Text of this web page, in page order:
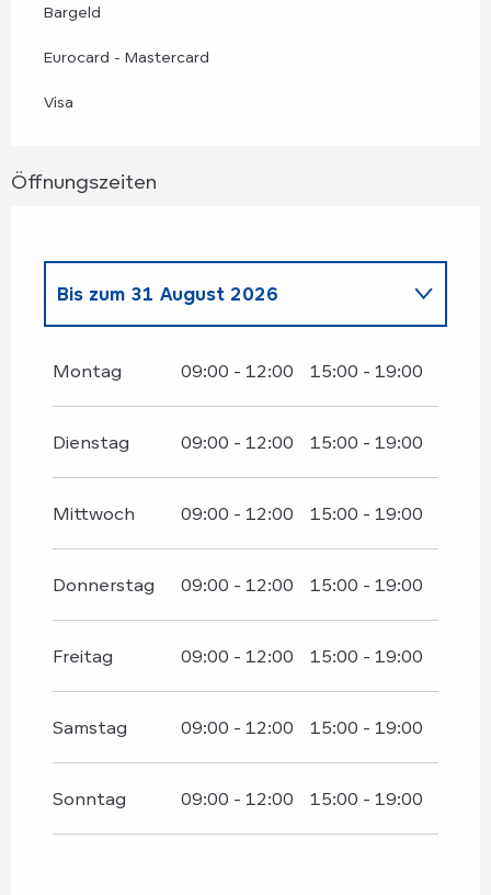
Bargeld
Eurocard - Mastercard
Visa
Öffnungszeiten
2026
Bis zum 31 August 2026
vom1 September 2026bis zum11
Montag 09:00 - 12:00 15:00 - 19:00
Dienstag 09:00 - 12:00 15:00 - 19:00
Mittwoch 09:00 - 12:00 15:00 - 19:00
Donnerstag 09:00 - 12:00 15:00 - 19:00
Freitag 09:00 - 12:00 15:00 - 19:00
Samstag 09:00 - 12:00 15:00 - 19:00
Sonntag 09:00 - 12:00 15:00 - 19:00